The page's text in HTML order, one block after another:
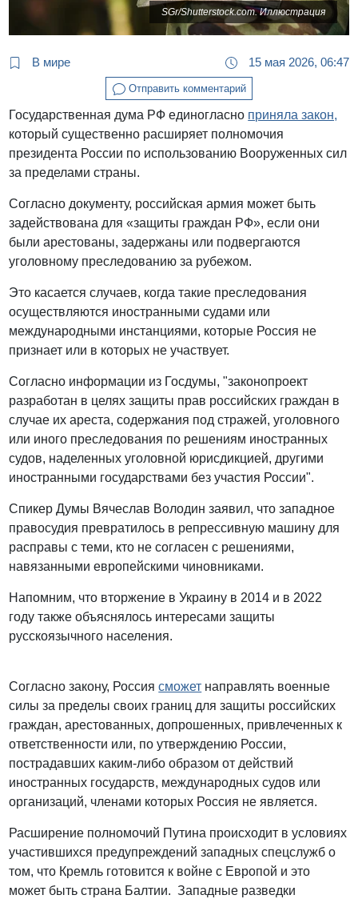
SGr/Shutterstock.com. Иллюстрация
В мире 15 мая 2026, 06:47
Отправить комментарий
Государственная дума РФ единогласно приняла закон,
который существенно расширяет полномочия
президента России по использованию Вооруженных сил
за пределами страны.
Согласно документу, российская армия может быть
задействована для «защиты граждан РФ», если они
были арестованы, задержаны или подвергаются
уголовному преследованию за рубежом.
Это касается случаев, когда такие преследования
осуществляются иностранными судами или
международными инстанциями, которые Россия не
признает или в которых не участвует.
Согласно информации из Госдумы, "законопроект
разработан в целях защиты прав российских граждан в
случае их ареста, содержания под стражей, уголовного
или иного преследования по решениям иностранных
судов, наделенных уголовной юрисдикцией, другими
иностранными государствами без участия России".
Спикер Думы Вячеслав Володин заявил, что западное
правосудия превратилось в репрессивную машину для
расправы с теми, кто не согласен с решениями,
навязанными европейскими чиновниками.
Напомним, что вторжение в Украину в 2014 и в 2022
году также объяснялось интересами защиты
русскоязычного населения.
Согласно закону, Россиясможет направлять военные
силы за пределы своих границ для защиты российских
граждан, арестованных, допрошенных, привлеченных к
ответственности или, по утверждению России,
пострадавших каким-либо образом от действий
иностранных государств, международных судов или
организаций, членами которых Россия не является.
Расширение полномочий Путина происходит в условиях
участившихся предупреждений западных спецслужб о
том, что Кремль готовится к войне с Европой и это
может быть страна Балтии. Западные разведки